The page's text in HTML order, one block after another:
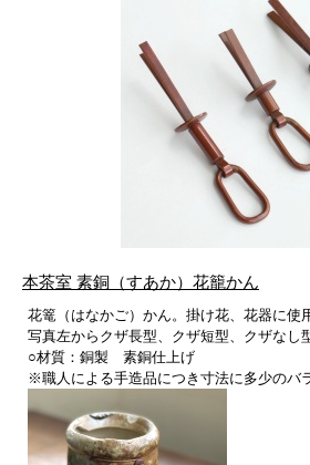
本茶室 素銅（すあか）花籠かん
花篭（はなかご）かん。掛け花、花器に使
写真左からクザ長型、クザ短型、クザなし
○材質：銅製 素銅仕上げ
※職人による手造品につき寸法に多少のバ